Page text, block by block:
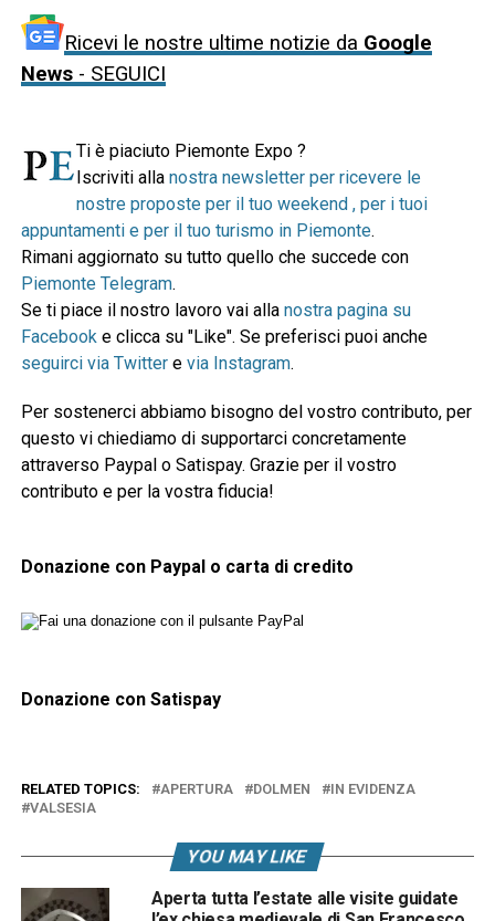
Ricevi le nostre ultime notizie da Google
News- SEGUICI
Ti è piaciuto Piemonte Expo ?
Iscriviti alla nostra newsletter per ricevere le
nostre proposte per il tuo weekend , per i tuoi
appuntamenti e per il tuo turismo in Piemonte.
Rimani aggiornato su tutto quello che succede con
Piemonte Telegram.
Se ti piace il nostro lavoro vai alla nostra pagina su
Facebook e clicca su "Like". Se preferisci puoi anche
seguirci via Twittere via Instagram.
Per sostenerci abbiamo bisogno del vostro contributo, per
questo vi chiediamo di supportarci concretamente
attraverso Paypal o Satispay. Grazie per il vostro
contributo e per la vostra fiducia!
Donazione con Paypal o carta di credito
Donazione con Satispay
RELATED TOPICS: APERTURA DOLMEN
IN EVIDENZA
VALSESIA
YOU MAY LIKE
Aperta tutta l’estate alle visite guidate